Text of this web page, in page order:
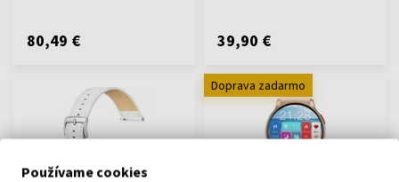
80,49 € 39,90 €
Doprava zadarmo
Používame cookies